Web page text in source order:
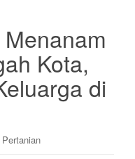
Kota,
di
Pertanian